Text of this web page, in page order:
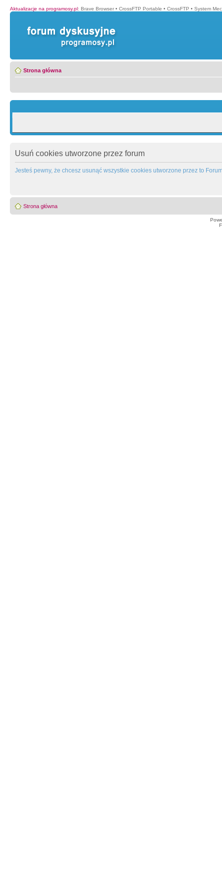
Aktualizacje na programosy.pl: Brave Browser • CrossFTP Portable • CrossFTP • System
Strona główna
Usuń cookies utworzone przez forum
Jesteś pewny, że chcesz usunąć wszystkie cookies utworzone przez to
Strona główna